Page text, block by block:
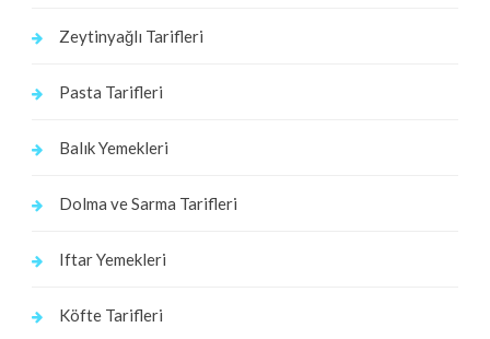
Zeytinyağlı Tarifleri
Pasta Tarifleri
Balık Yemekleri
Dolma ve Sarma Tarifleri
Iftar Yemekleri
Köfte Tarifleri